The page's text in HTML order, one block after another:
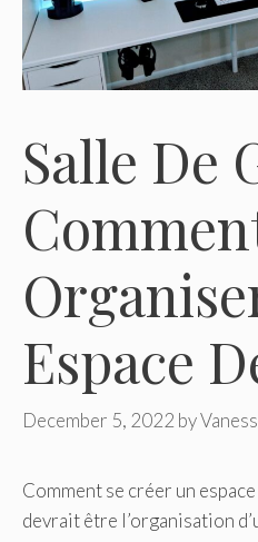
Salle De
Espace
December 5, 2022 by
Comment se créer un
devrait être l’organisation